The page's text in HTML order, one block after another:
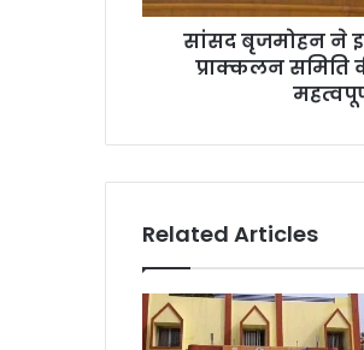
सांसद बृजमोहन ने
प्राक्कलन समिति
Related Articles